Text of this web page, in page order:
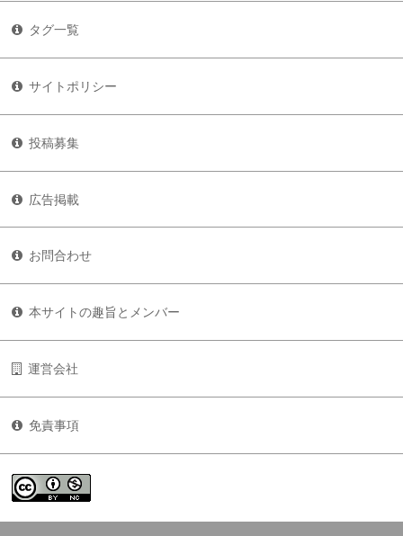
タグ一覧
サイトポリシー
投稿募集
広告掲載
お問合わせ
本サイトの趣旨とメンバー
運営会社
免責事項